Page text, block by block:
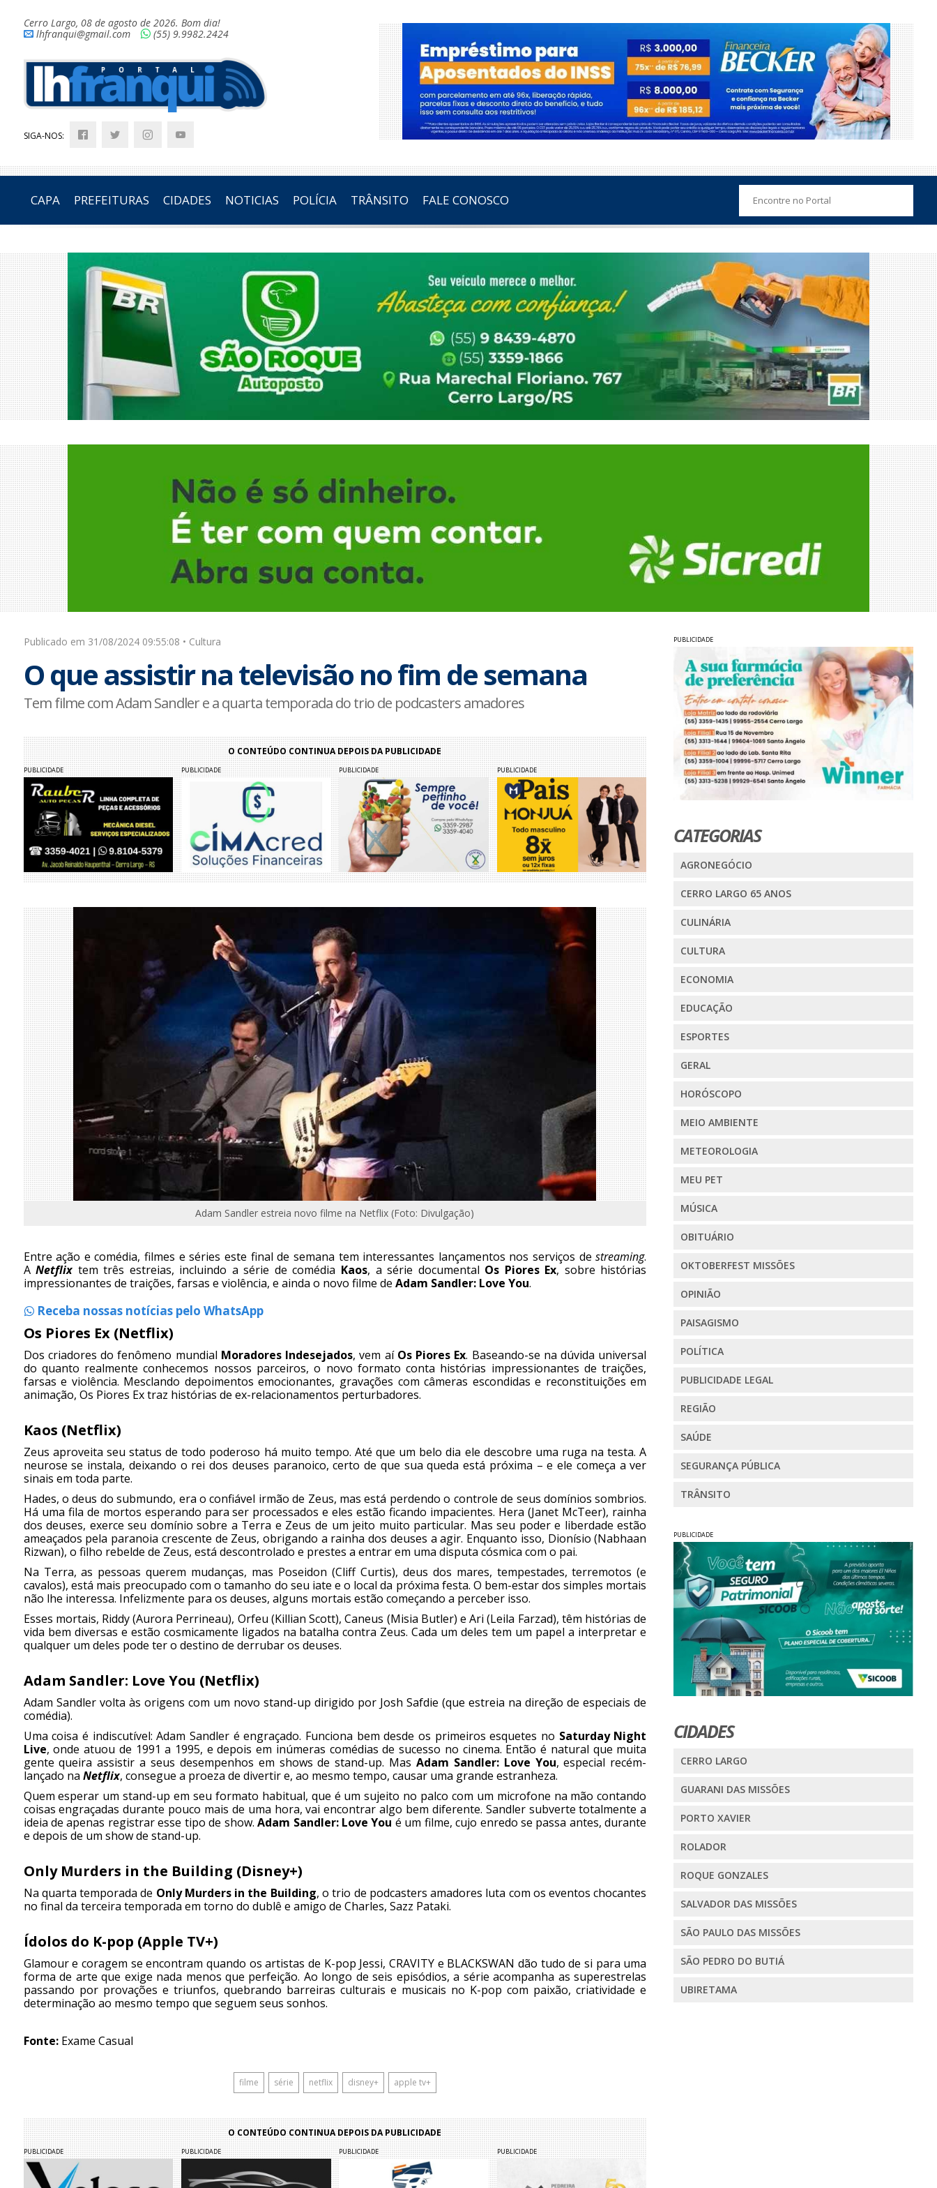
Cerro Largo, 08 de agosto de 2026. Bom dia!
lhfranqui@gmail.com
(55) 9.9982.2424
SIGA-NOS:
CAPA PREFEITURAS CIDADES NOTICIAS POLÍCIA TRÂNSITO FALE CONOSCO
Publicado em 31/08/2024 09:55:08 • Cultura
O que assistir na televisão no fim de semana
Tem filme com Adam Sandler e a quarta temporada do trio de podcasters amadores
O CONTEÚDO CONTINUA DEPOIS DA PUBLICIDADE
PUBLICIDADE PUBLICIDADE PUBLICIDADE PUBLICIDADE
Adam Sandler estreia novo filme na Netflix (Foto: Divulgação)
Entre ação e comédia, filmes e séries este final de semana tem interessantes lançamentos nos serviços destreaming.
ANetflix tem três estreias, incluindo a série de comédia Kaos, a série documental Os Piores Ex, sobre histórias
impressionantes de traições, farsas e violência, e ainda o novo filme de Adam Sandler: Love You.
Receba nossas notícias pelo WhatsApp
Os Piores Ex (Netflix)
Dos criadores do fenômeno mundial Moradores Indesejados, vem aí Os Piores Ex. Baseando-se na dúvida universal
do quanto realmente conhecemos nossos parceiros, o novo formato conta histórias impressionantes de traições,
farsas e violência. Mesclando depoimentos emocionantes, gravações com câmeras escondidas e reconstituições em
animação, Os Piores Ex traz histórias de ex-relacionamentos perturbadores.
Kaos (Netflix)
Zeus aproveita seu status de todo poderoso há muito tempo. Até que um belo dia ele descobre uma ruga na testa. A
neurose se instala, deixando o rei dos deuses paranoico, certo de que sua queda está próxima – e ele começa a ver
sinais em toda parte.
Hades, o deus do submundo, era o confiável irmão de Zeus, mas está perdendo o controle de seus domínios sombrios.
Há uma fila de mortos esperando para ser processados e eles estão ficando impacientes. Hera (Janet McTeer), rainha
dos deuses, exerce seu domínio sobre a Terra e Zeus de um jeito muito particular. Mas seu poder e liberdade estão
ameaçados pela paranoia crescente de Zeus, obrigando a rainha dos deuses a agir. Enquanto isso, Dionísio (Nabhaan
Rizwan), o filho rebelde de Zeus, está descontrolado e prestes a entrar em uma disputa cósmica com o pai.
Na Terra, as pessoas querem mudanças, mas Poseidon (Cliff Curtis), deus dos mares, tempestades, terremotos (e
cavalos), está mais preocupado com o tamanho do seu iate e o local da próxima festa. O bem-estar dos simples mortais
não lhe interessa. Infelizmente para os deuses, alguns mortais estão começando a perceber isso.
Esses mortais, Riddy (Aurora Perrineau), Orfeu (Killian Scott), Caneus (Misia Butler) e Ari (Leila Farzad), têm histórias de
vida bem diversas e estão cosmicamente ligados na batalha contra Zeus. Cada um deles tem um papel a interpretar e
qualquer um deles pode ter o destino de derrubar os deuses.
Adam Sandler: Love You (Netflix)
Adam Sandler volta às origens com um novo stand-up dirigido por Josh Safdie (que estreia na direção de especiais de
comédia).
Uma coisa é indiscutível: Adam Sandler é engraçado. Funciona bem desde os primeiros esquetes no Saturday Night
Live, onde atuou de 1991 a 1995, e depois em inúmeras comédias de sucesso no cinema. Então é natural que muita
gente queira assistir a seus desempenhos em shows de stand-up. MasAdam Sandler: Love You, especial recém-
lançado na Netflix, consegue a proeza de divertir e, ao mesmo tempo, causar uma grande estranheza.
Quem esperar um stand-up em seu formato habitual, que é um sujeito no palco com um microfone na mão contando
coisas engraçadas durante pouco mais de uma hora, vai encontrar algo bem diferente. Sandler subverte totalmente a
ideia de apenas registrar esse tipo de show.Adam Sandler: Love You é um filme, cujo enredo se passa antes, durante
e depois de um show de stand-up.
Only Murders in the Building (Disney+)
Na quarta temporada de Only Murders in the Building, o trio de podcasters amadores luta com os eventos chocantes
no final da terceira temporada em torno do dublê e amigo de Charles, Sazz Pataki.
Ídolos do K-pop (Apple TV+)
Glamour e coragem se encontram quando os artistas de K-pop Jessi, CRAVITY e BLACKSWAN dão tudo de si para uma
forma de arte que exige nada menos que perfeição. Ao longo de seis episódios, a série acompanha as superestrelas
passando por provações e triunfos, quebrando barreiras culturais e musicais no K-pop com paixão, criatividade e
determinação ao mesmo tempo que seguem seus sonhos.
Fonte:Exame Casual
filme série netflix disney+ apple tv+
O CONTEÚDO CONTINUA DEPOIS DA PUBLICIDADE
PUBLICIDADE PUBLICIDADE PUBLICIDADE PUBLICIDADE
PUBLICIDADE
CATEGORIAS
AGRONEGÓCIO
CERRO LARGO 65 ANOS
CULINÁRIA
CULTURA
ECONOMIA
EDUCAÇÃO
ESPORTES
GERAL
HORÓSCOPO
MEIO AMBIENTE
METEOROLOGIA
MEU PET
MÚSICA
OBITUÁRIO
OKTOBERFEST MISSÕES
OPINIÃO
PAISAGISMO
POLÍTICA
PUBLICIDADE LEGAL
REGIÃO
SAÚDE
SEGURANÇA PÚBLICA
TRÂNSITO
PUBLICIDADE
CIDADES
CERRO LARGO
GUARANI DAS MISSÕES
PORTO XAVIER
ROLADOR
ROQUE GONZALES
SALVADOR DAS MISSÕES
SÃO PAULO DAS MISSÕES
SÃO PEDRO DO BUTIÁ
UBIRETAMA